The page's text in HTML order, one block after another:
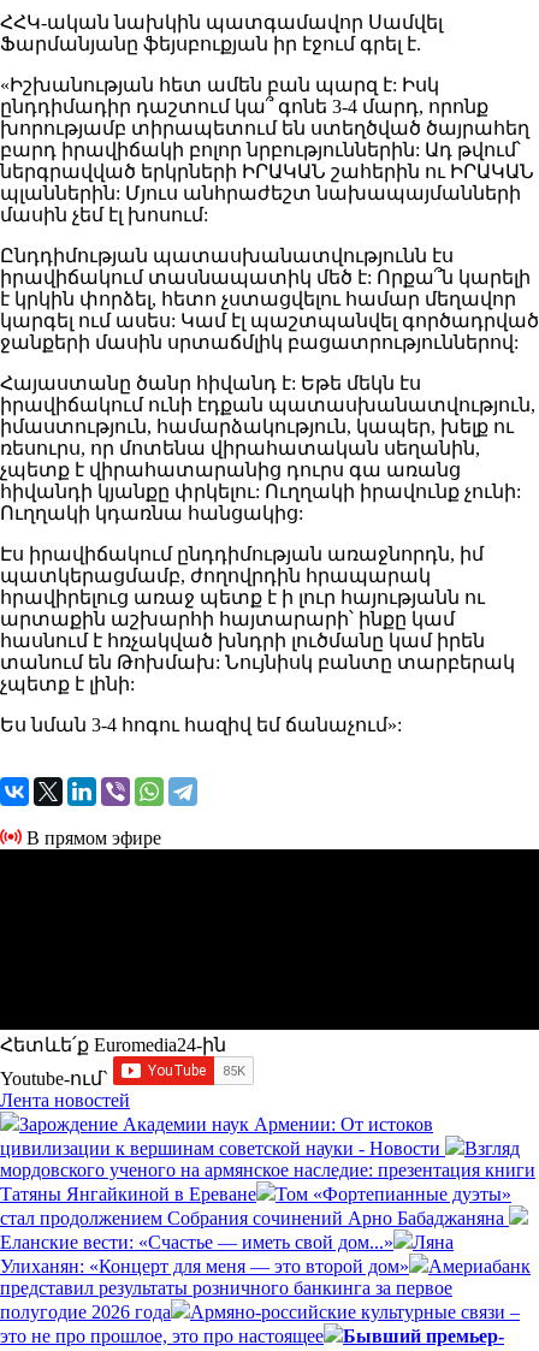
ՀՀԿ-ական նախկին պատգամավոր Սամվել
Ֆարմանյանը ֆեյսբուքյան իր էջում գրել է.
«Իշխանության հետ ամեն բան պարզ է: Իսկ
ընդդիմադիր դաշտում կա՞ գոնե 3-4 մարդ, որոնք
խորությամբ տիրապետում են ստեղծված ծայրահեղ
բարդ իրավիճակի բոլոր նրբություններին: Ադ թվում՝
ներգրավված երկրների ԻՐԱԿԱՆ շահերին ու ԻՐԱԿԱՆ
պլաններին: Մյուս անհրաժեշտ նախապայմանների
մասին չեմ էլ խոսում:
Ընդդիմության պատասխանատվությունն էս
իրավիճակում տասնապատիկ մեծ է: Որքա՞ն կարելի
է կրկին փորձել, հետո չստացվելու համար մեղավոր
կարգել ում ասես: Կամ էլ պաշտպանվել գործադրված
ջանքերի մասին սրտաճմլիկ բացատրություններով:
Հայաստանը ծանր հիվանդ է: Եթե մեկն էս
իրավիճակում ունի էդքան պատասխանատվություն,
իմաստություն, համարձակություն, կապեր, խելք ու
ռեսուրս, որ մոտենա վիրահատական սեղանին,
չպետք է վիրահատարանից դուրս գա առանց
հիվանդի կյանքը փրկելու: Ուղղակի իրավունք չունի:
Ուղղակի կդառնա հանցակից:
Էս իրավիճակում ընդդիմության առաջնորդն, իմ
պատկերացմամբ, ժողովրդին հրապարակ
հրավիրելուց առաջ պետք է ի լուր հայությանն ու
արտաքին աշխարհի հայտարարի՝ ինքը կամ
հասնում է հռչակված խնդրի լուծմանը կամ իրեն
տանում են Թոխմախ: Նույնիսկ բանտը տարբերակ
չպետք է լինի:
Ես նման 3-4 հոգու հազիվ եմ ճանաչում»:
В прямом эфире
Հետևե՛ք Euromedia24-ին
Youtube-ում`
Лента новостей
Зарождение Академии наук Армении: От истоков
цивилизации к вершинам советской науки - Новости
Взгляд
мордовского ученого на армянское наследие: презентация книги
Татяны Янгайкиной в Ереване
Том «Фортепианные дуэты»
стал продолжением Собрания сочинений Арно Бабаджаняна
Еланские вести: «Счастье — иметь свой дом...»
Ляна
Улиханян: «Концерт для меня — это второй дом»
Америабанк
представил результаты розничного банкинга за первое
полугодие 2026 года
Армяно-российские культурные связи –
это не про прошлое, это про настоящее
Бывший премьер-